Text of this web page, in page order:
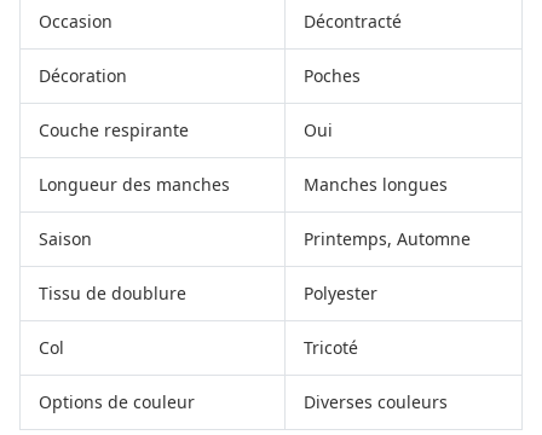
Occasion Décontracté
Décoration Poches
Couche respirante Oui
Longueur des manches Manches longues
Saison Printemps, Automne
Tissu de doublure Polyester
Col Tricoté
Options de couleur Diverses couleurs